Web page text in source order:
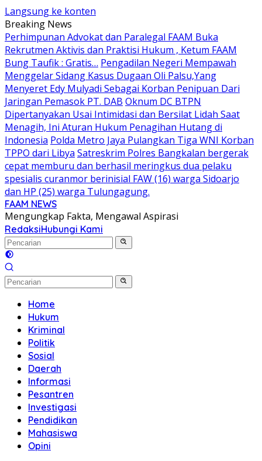
Langsung ke konten
Breaking News
Perhimpunan Advokat dan Paralegal FAAM Buka
Rekrutmen Aktivis dan Praktisi Hukum , Ketum FAAM
Bung Taufik : Gratis… Pengadilan Negeri Mempawah
Menggelar Sidang Kasus Dugaan Oli Palsu,Yang
Menyeret Edy Mulyadi Sebagai Korban Penipuan Dari
Jaringan Pemasok PT. DAB Oknum DC BTPN
Dipertanyakan Usai Intimidasi dan Bersilat Lidah Saat
Menagih, Ini Aturan Hukum Penagihan Hutang di
Indonesia Polda Metro Jaya Pulangkan Tiga WNI Korban
TPPO dari Libya Satreskrim Polres Bangkalan bergerak
cepat memburu dan berhasil meringkus dua pelaku
spesialis curanmor berinisial FAW (16) warga Sidoarjo
dan HP (25) warga Tulungagung.
FAAM NEWS
Mengungkap Fakta, Mengawal Aspirasi
RedaksiHubungi Kami
Home
Hukum
Kriminal
Politik
Sosial
Daerah
Informasi
Pesantren
Investigasi
Pendidikan
Mahasiswa
Opini